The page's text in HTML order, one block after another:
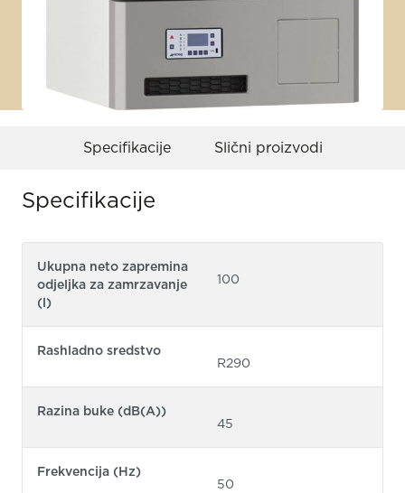
Specifikacije Slični proizvodi
Specifikacije
Ukupna neto zapremina
odjeljka za zamrzavanje
(l)
100
Rashladno sredstvo
R290
Razina buke (dB(A))
45
Frekvencija (Hz)
50